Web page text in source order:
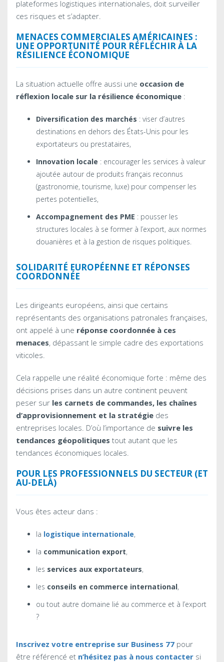
plateformes logistiques internationales, doit surveiller
ces risques et s’adapter.
MENACES COMMERCIALES AMÉRICAINES :
UNE OPPORTUNITÉ POUR RÉFLÉCHIR À LA
RÉSILIENCE ÉCONOMIQUE
La situation actuelle offre aussi une occasion de
réflexion locale sur la résilience économique :
Diversification des marchés : viser d’autres
destinations en dehors des États-Unis pour les
exportateurs ou prestataires,
Innovation locale : encourager les services à valeur
ajoutée autour de produits français reconnus
(gastronomie, tourisme, luxe) pour compenser les
pertes potentielles,
Accompagnement des PME : pousser les
structures locales à se former à l’export, aux normes
douanières et à la gestion de risques politiques.
SOLIDARITÉ EUROPÉENNE ET RÉPONSES
COORDONNÉE
Les dirigeants européens, ainsi que certains
représentants des organisations patronales françaises,
ont appelé à une réponse coordonnée à ces
menaces, dépassant le simple cadre des exportations
viticoles.
Cela rappelle une réalité économique forte : même des
décisions prises dans un autre continent peuvent
peser sur les carnets de commandes, les chaînes
d’approvisionnement et la stratégie des
entreprises locales. D’où l’importance de suivre les
tendances géopolitiques tout autant que les
tendances économiques locales.
POUR LES PROFESSIONNELS DU SECTEUR (ET
AU-DELÀ)
Vous êtes acteur dans :
la logistique internationale,
la communication export,
les services aux exportateurs,
les conseils en commerce international,
ou tout autre domaine lié au commerce et à l’export
?
Inscrivez votre entreprise sur Business 77 pour
être référencé et n’hésitez pas à nous contacter si